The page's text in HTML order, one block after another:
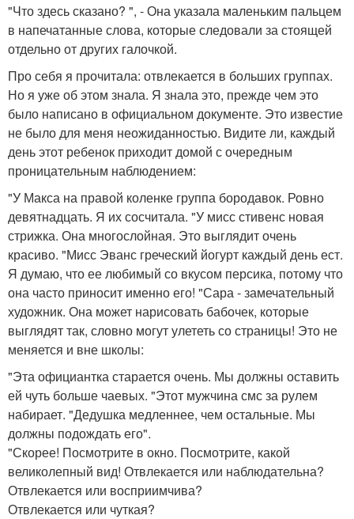
"Что здесь сказано? ", - Она указала маленьким пальцем
в напечатанные слова, которые следовали за стоящей
отдельно от других галочкой.
Про себя я прочитала: отвлекается в больших группах.
Но я уже об этом знала. Я знала это, прежде чем это
было написано в официальном документе. Это известие
не было для меня неожиданностью. Видите ли, каждый
день этот ребенок приходит домой с очередным
проницательным наблюдением:
"У Макса на правой коленке группа бородавок. Ровно
девятнадцать. Я их сосчитала. "У мисс стивенс новая
стрижка. Она многослойная. Это выглядит очень
красиво. "Мисс Эванс греческий йогурт каждый день ест.
Я думаю, что ее любимый со вкусом персика, потому что
она часто приносит именно его! "Сара - замечательный
художник. Она может нарисовать бабочек, которые
выглядят так, словно могут улететь со страницы! Это не
меняется и вне школы:
"Эта официантка старается очень. Мы должны оставить
ей чуть больше чаевых. "Этот мужчина смс за рулем
набирает. "Дедушка медленнее, чем остальные. Мы
должны подождать его".
"Скорее! Посмотрите в окно. Посмотрите, какой
великолепный вид! Отвлекается или наблюдательна?
Отвлекается или восприимчива?
Отвлекается или чуткая?